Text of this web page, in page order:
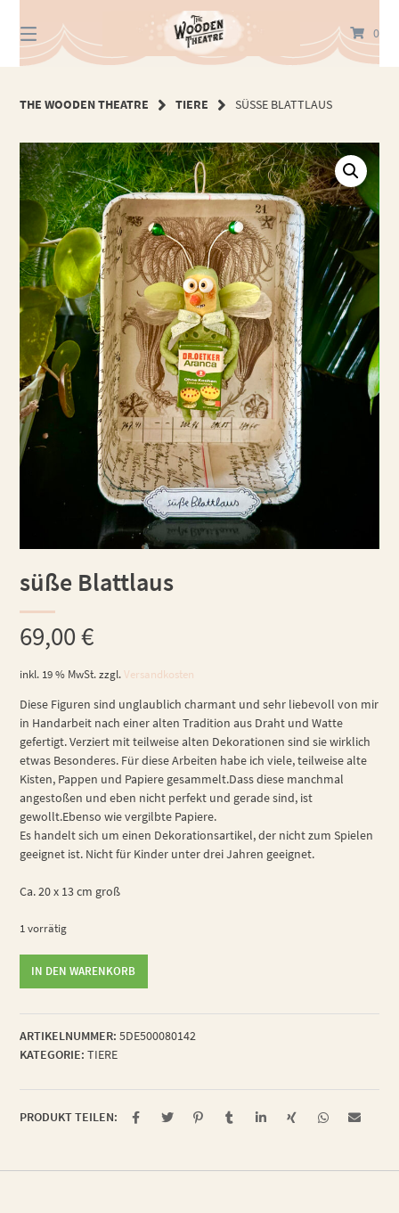
zum
Inhalt
0
THE WOODEN THEATRE TIERE SÜSSE BLATTLAUS
süße Blattlaus
69,00€
inkl. 19 % MwSt. zzgl.Versandkosten
Diese Figuren sind unglaublich charmant und sehr liebevoll von mir
in Handarbeit nach einer alten Tradition aus Draht und Watte
gefertigt. Verziert mit teilweise alten Dekorationen sind sie wirklich
etwas Besonderes. Für diese Arbeiten habe ich viele, teilweise alte
Kisten, Pappen und Papiere gesammelt.Dass diese manchmal
angestoßen und eben nicht perfekt und gerade sind, ist
gewollt.Ebenso wie vergilbte Papiere.
Es handelt sich um einen Dekorationsartikel, der nicht zum Spielen
geeignet ist. Nicht für Kinder unter drei Jahren geeignet.
Ca. 20 x 13 cm groß
1 vorrätig
IN DEN WARENKORB
ARTIKELNUMMER: 5DE500080142
KATEGORIE: TIERE
PRODUKT TEILEN: